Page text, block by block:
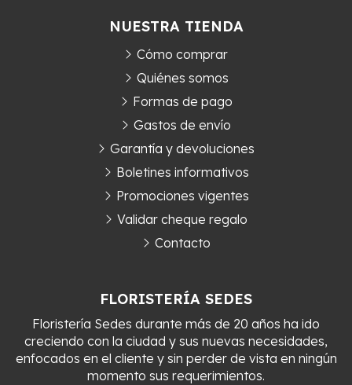
FLORISTERÍA SEDES
Floristería Sedes durante más de 20 años ha ido
creciendo con la ciudad y sus nuevas necesidades,
enfocados en el cliente y sin perder de vista en ningún
momento sus requerimientos.
NUESTRA TIENDA
Cómo comprar
Quiénes somos
Formas de pago
Gastos de envío
Garantía y devoluciones
Boletines informativos
Promociones vigentes
Validar cheque regalo
Contacto